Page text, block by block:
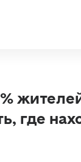
где